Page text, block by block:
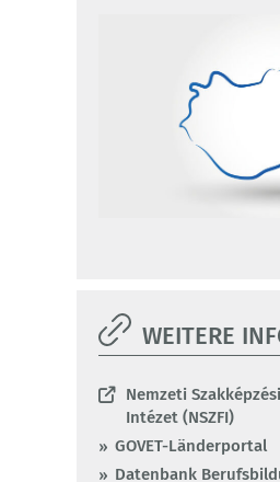
WEITERE
Nemzeti
Intézet (NSZFI)
GOVET-Länderportal
Datenbank